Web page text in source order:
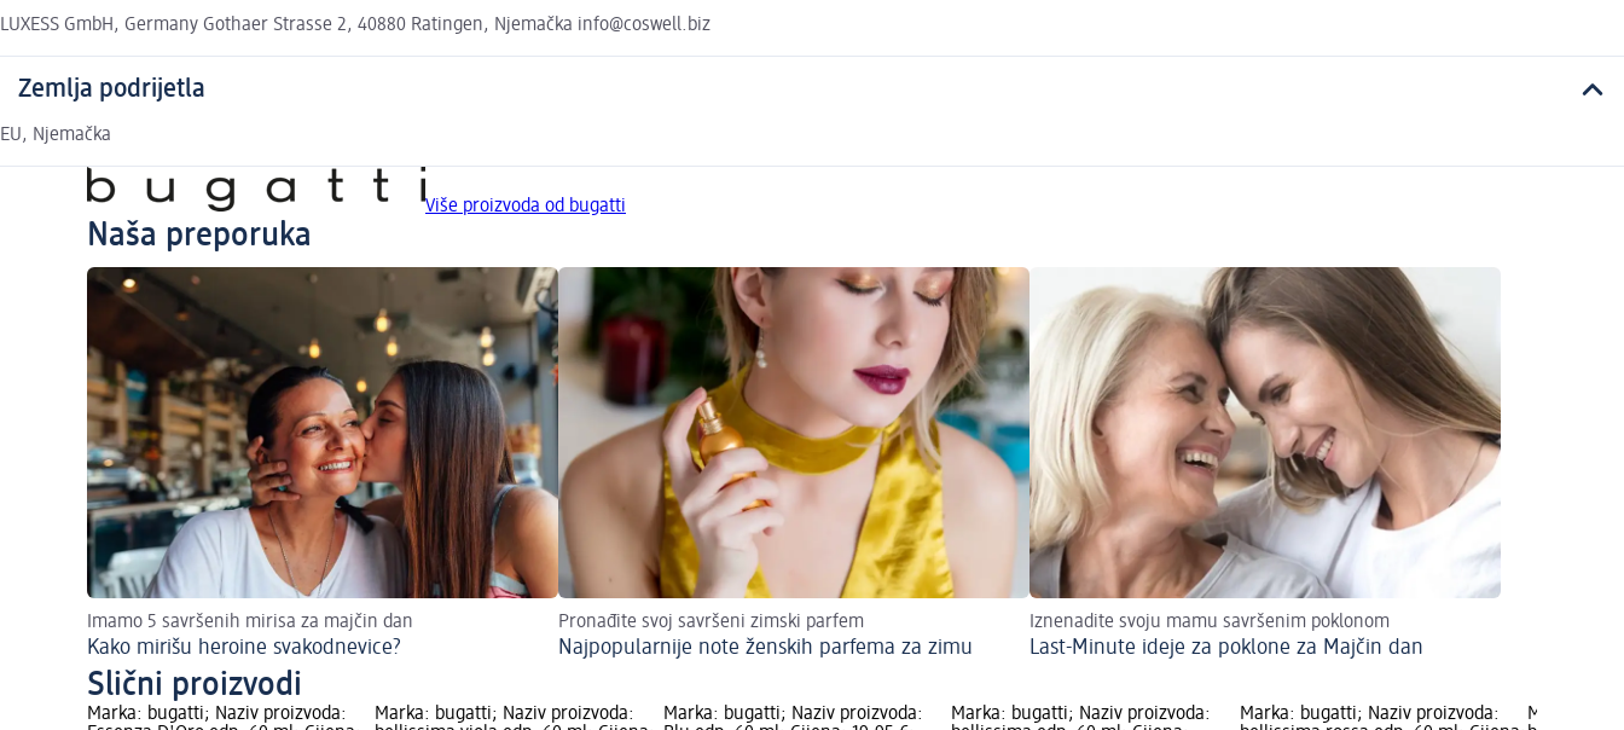
LUXESS GmbH, Germany Gothaer Strasse 2, 40880 Ratingen, Njemačka info@coswell.biz
Zemlja podrijetla
EU, Njemačka
Više proizvoda od bugatti
Naša preporuka
Imamo 5 savršenih mirisa za majčin dan
Kako mirišu heroine svakodnevice?
Pronađite svoj savršeni zimski parfem
Najpopularnije note ženskih parfema za zimu
Iznenadite svoju mamu savršenim poklonom
Last-Minute ideje za poklone za Majčin dan
Slični proizvodi
Marka: bugatti; Naziv proizvoda:
Marka: bugatti; Naziv proizvoda:
Marka: bugatti; Naziv proizvoda:
Marka: bugatti; Naziv proizvoda:
Marka: bugatti; Naziv proizvoda:
Marka: